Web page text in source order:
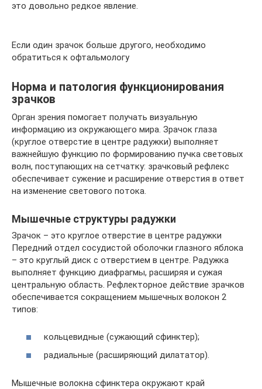
это довольно редкое явление.
Если один зрачок больше другого, необходимо
обратиться к офтальмологу
Норма и патология функционирования
зрачков
Орган зрения помогает получать визуальную
информацию из окружающего мира. Зрачок глаза
(круглое отверстие в центре радужки) выполняет
важнейшую функцию по формированию пучка световых
волн, поступающих на сетчатку: зрачковый рефлекс
обеспечивает сужение и расширение отверстия в ответ
на изменение светового потока.
Мышечные структуры радужки
Зрачок – это круглое отверстие в центре радужки
Передний отдел сосудистой оболочки глазного яблока
– это круглый диск с отверстием в центре. Радужка
выполняет функцию диафрагмы, расширяя и сужая
центральную область. Рефлекторное действие зрачков
обеспечивается сокращением мышечных волокон 2
типов:
кольцевидные (сужающий сфинктер);
радиальные (расширяющий дилататор).
Мышечные волокна сфинктера окружают край